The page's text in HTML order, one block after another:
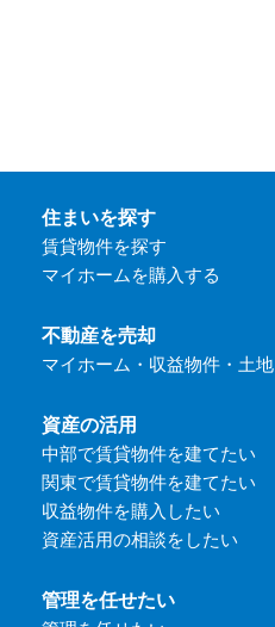
住まいを探す
賃貸物件を探す
マイホームを購入する
不動産を売却
マイホーム・収益物件・土地
資産の活用
中部で賃貸物件を建てたい
関東で賃貸物件を建てたい
収益物件を購入したい
資産活用の相談をしたい
管理を任せたい